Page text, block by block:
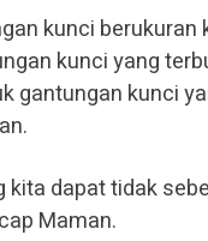
kunci
kunci yang
gantungan kunci
kita dapat tidak
Maman.